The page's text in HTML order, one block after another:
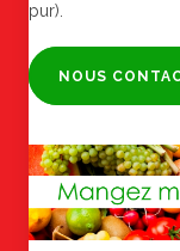
pur).
NOUS